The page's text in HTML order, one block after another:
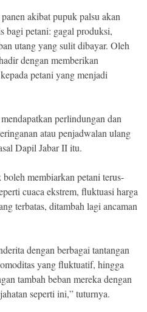
akibat pupuk palsu akan
bagi petani: gagal produksi,
utang yang sulit dibayar. Oleh
dengan memberikan
petani yang menjadi
perlindungan dan
atau penjadwalan ulang
Dapil Jabar II itu.
membiarkan petani terus-
cuaca ekstrem, fluktuasi harga
terbatas, ditambah lagi ancaman
dengan berbagai tantangan
yang fluktuatif, hingga
tambah beban mereka dengan
seperti ini,” tuturnya.